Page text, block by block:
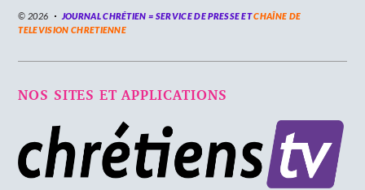
© 2026 JOURNAL CHRÉTIEN = SERVICE DE PRESSE ETCHAÎNE DE
TELEVISION CHRETIENNE
NOS SITES ET APPLICATIONS